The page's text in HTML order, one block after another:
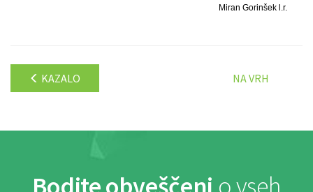
Miran Gorinšek l.r.
KAZALO NA VRH